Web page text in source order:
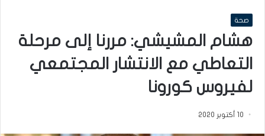
صحة
هشام المشيشي: مررنا إلى مرحلة
التعاطي مع الانتشار المجتمعي
لفيروس كورونا
10 أكتوبر 2020